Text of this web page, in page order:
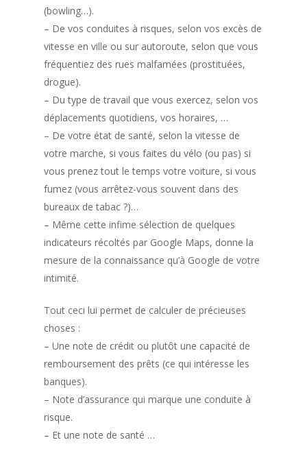
(bowling…).
– De vos conduites à risques, selon vos excès de
vitesse en ville ou sur autoroute, selon que vous
fréquentiez des rues malfamées (prostituées,
drogue).
– Du type de travail que vous exercez, selon vos
déplacements quotidiens, vos horaires, …
– De votre état de santé, selon la vitesse de
votre marche, si vous faites du vélo (ou pas) si
vous prenez tout le temps votre voiture, si vous
fumez (vous arrêtez-vous souvent dans des
bureaux de tabac ?)…
– Même cette infime sélection de quelques
indicateurs récoltés par Google Maps, donne la
mesure de la connaissance qu’à Google de votre
intimité.
Tout ceci lui permet de calculer de précieuses
choses :
– Une note de crédit ou plutôt une capacité de
remboursement des prêts (ce qui intéresse les
banques).
– Note d’assurance qui marque une conduite à
risque.
– Et une note de santé …